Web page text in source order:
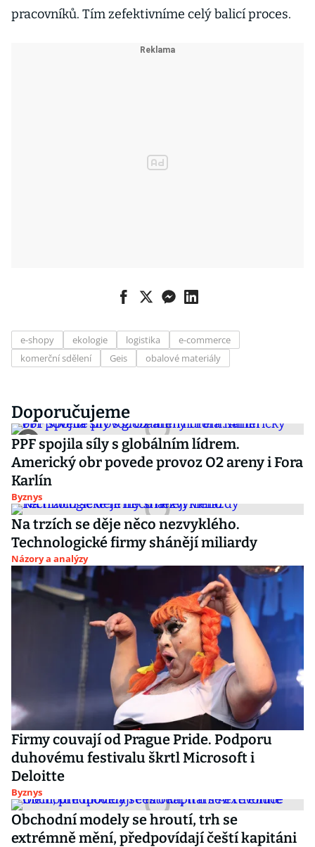
pracovníků. Tím zefektivníme celý balicí proces.
e-shopy ekologie logistika
e-commerce
komerční sdělení
Geis obalové materiály
Doporučujeme
PPF spojila síly s globálním lídrem.
Americký obr povede provoz O2 areny i Fora
Karlín
Byznys
Na trzích se děje něco nezvyklého.
Technologické firmy shánějí miliardy
Názory a analýzy
Firmy couvají od Prague Pride. Podporu
duhovému festivalu škrtl Microsoft i
Deloitte
Byznys
Obchodní modely se hroutí, trh se
extrémně mění, předpovídají čeští kapitáni